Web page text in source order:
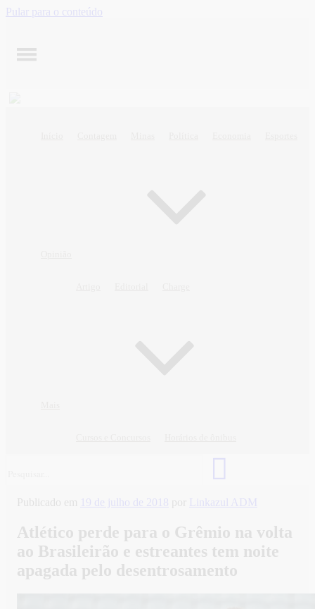
Pular para o conteúdo
Publicado em 19 de julho de 2018 por Linkazul ADM
Atlético perde para o Grêmio na volta
ao Brasileirão e estreantes tem noite
apagada pelo desentrosamento